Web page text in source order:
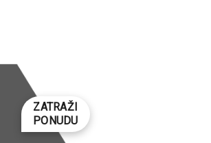
ZATRAŽI
PONUDU